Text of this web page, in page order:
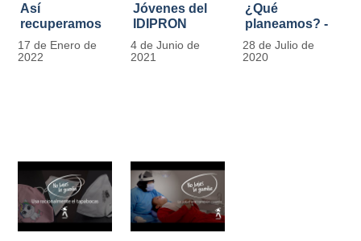
Así
recuperamos
las bancas del
Park Way
17 de Enero de
2022
Jóvenes del
IDIPRON
comprometidos
con la
4 de Junio de
2021
¿Qué
planeamos? -
Por Carlos
Marín, director
28 de Julio de
2020